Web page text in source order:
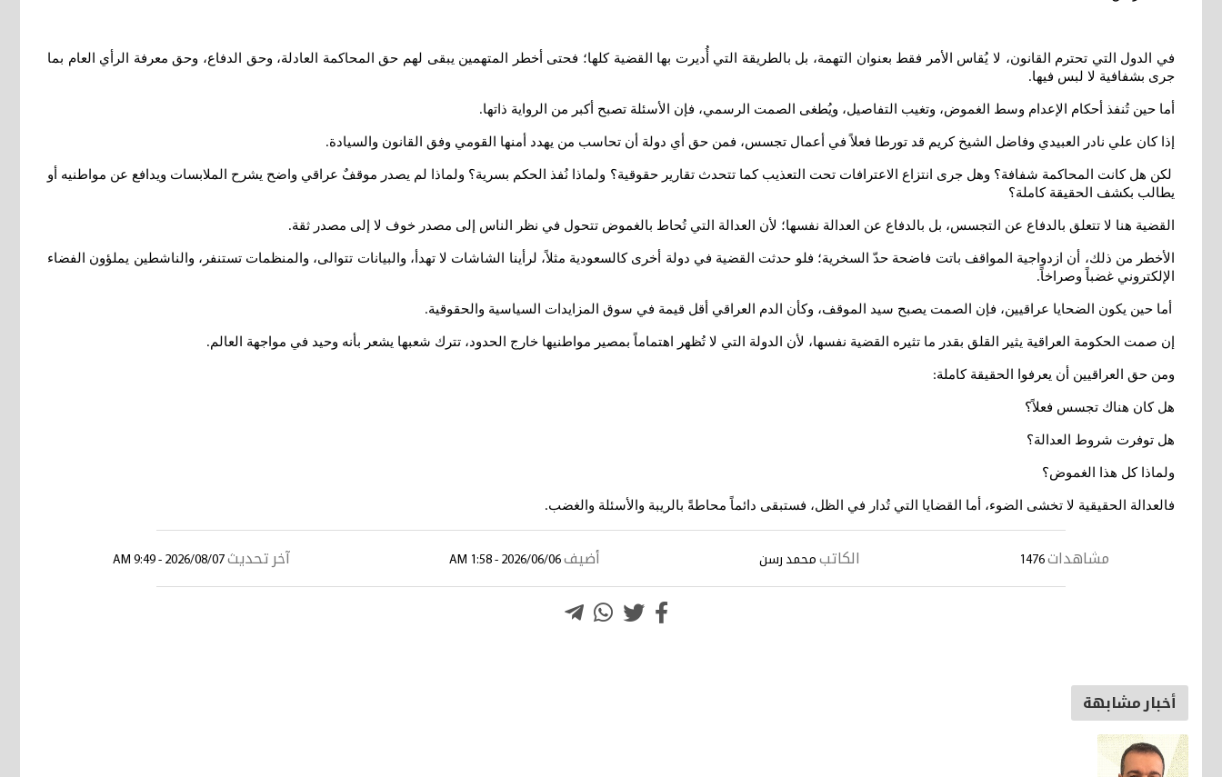
في الدول التي تحترم القانون، لا يُقاس الأمر فقط بعنوان التهمة، بل بالطريقة التي أُديرت بها القضية كلها؛ فحتى أخطر المتهمين يبقى لهم حق المحاكمة العادلة، وحق الدفاع، وحق معرفة الرأي العام بما
جرى بشفافية لا لبس فيها.
أما حين تُنفذ أحكام الإعدام وسط الغموض، وتغيب التفاصيل، ويُطغى الصمت الرسمي، فإن الأسئلة تصبح أكبر من الرواية ذاتها.
إذا كان علي نادر العبيدي وفاضل الشيخ كريم قد تورطا فعلاً في أعمال تجسس، فمن حق أي دولة أن تحاسب من يهدد أمنها القومي وفق القانون والسيادة.
لكن هل كانت المحاكمة شفافة؟ وهل جرى انتزاع الاعترافات تحت التعذيب كما تتحدث تقارير حقوقية؟ ولماذا نُفذ الحكم بسرية؟ ولماذا لم يصدر موقفٌ عراقي واضح يشرح الملابسات ويدافع عن مواطنيه أو
يطالب بكشف الحقيقة كاملة؟
القضية هنا لا تتعلق بالدفاع عن التجسس، بل بالدفاع عن العدالة نفسها؛ لأن العدالة التي تُحاط بالغموض تتحول في نظر الناس إلى مصدر خوف لا إلى مصدر ثقة.
الأخطر من ذلك، أن ازدواجية المواقف باتت فاضحة حدّ السخرية؛ فلو حدثت القضية في دولة أخرى كالسعودية مثلاً، لرأينا الشاشات لا تهدأ، والبيانات تتوالى، والمنظمات تستنفر، والناشطين يملؤون الفضاء
الإلكتروني غضباً وصراخاً.
أما حين يكون الضحايا عراقيين، فإن الصمت يصبح سيد الموقف، وكأن الدم العراقي أقل قيمة في سوق المزايدات السياسية والحقوقية.
إن صمت الحكومة العراقية يثير القلق بقدر ما تثيره القضية نفسها، لأن الدولة التي لا تُظهر اهتماماً بمصير مواطنيها خارج الحدود، تترك شعبها يشعر بأنه وحيد في مواجهة العالم .
ومن حق العراقيين أن يعرفوا الحقيقة كاملة:
هل كان هناك تجسس فعلاً؟
هل توفرت شروط العدالة؟
ولماذا كل هذا الغموض؟
فالعدالة الحقيقية لا تخشى الضوء، أما القضايا التي تُدار في الظل، فستبقى دائماً محاطةً بالريبة والأسئلة والغضب.
مشاهدات 1476 الكاتب محمد رسن أضيف 2026/06/06 - 1:58 AM آخر تحديث 2026/08/07 - 9:49 AM
أخبار مشابهة